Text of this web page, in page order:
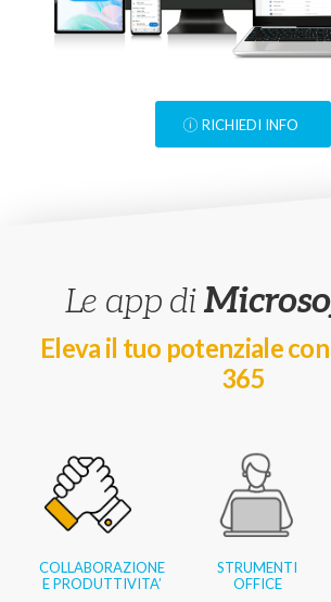
RICHIEDI INFO
Le app di
Eleva il tuo potenziale
365
COLLABORAZIONE
E PRODUTTIVITA’
STRUMENTI
OFFICE